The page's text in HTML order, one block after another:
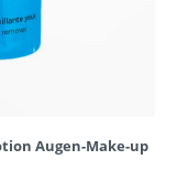
Augen-Make-up